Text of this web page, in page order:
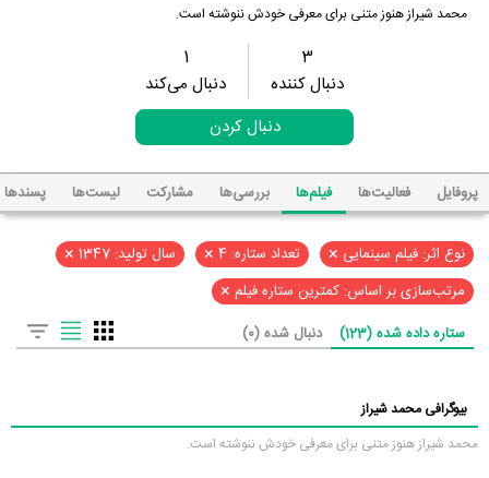
محمد شیراز هنوز متنی برای معرفی خودش ننوشته است.
3
دنبال کننده
1
دنبال می‌کند
دنبال کردن
پروفایل فعالیت‌ها فیلم‌ها بررسی‌ها مشارکت لیست‌ها پسند‌ها
نوع اثر: فیلم سینمایی × تعداد ستاره: 4 × سال تولید: 1347 ×
مرتب‌سازی بر اساس: کمترین ستاره فیلم ×
ستاره داده شده (123) دنبال شده (0)
بیوگرافی محمد شیراز
محمد شیراز هنوز متنی برای معرفی خودش ننوشته است.